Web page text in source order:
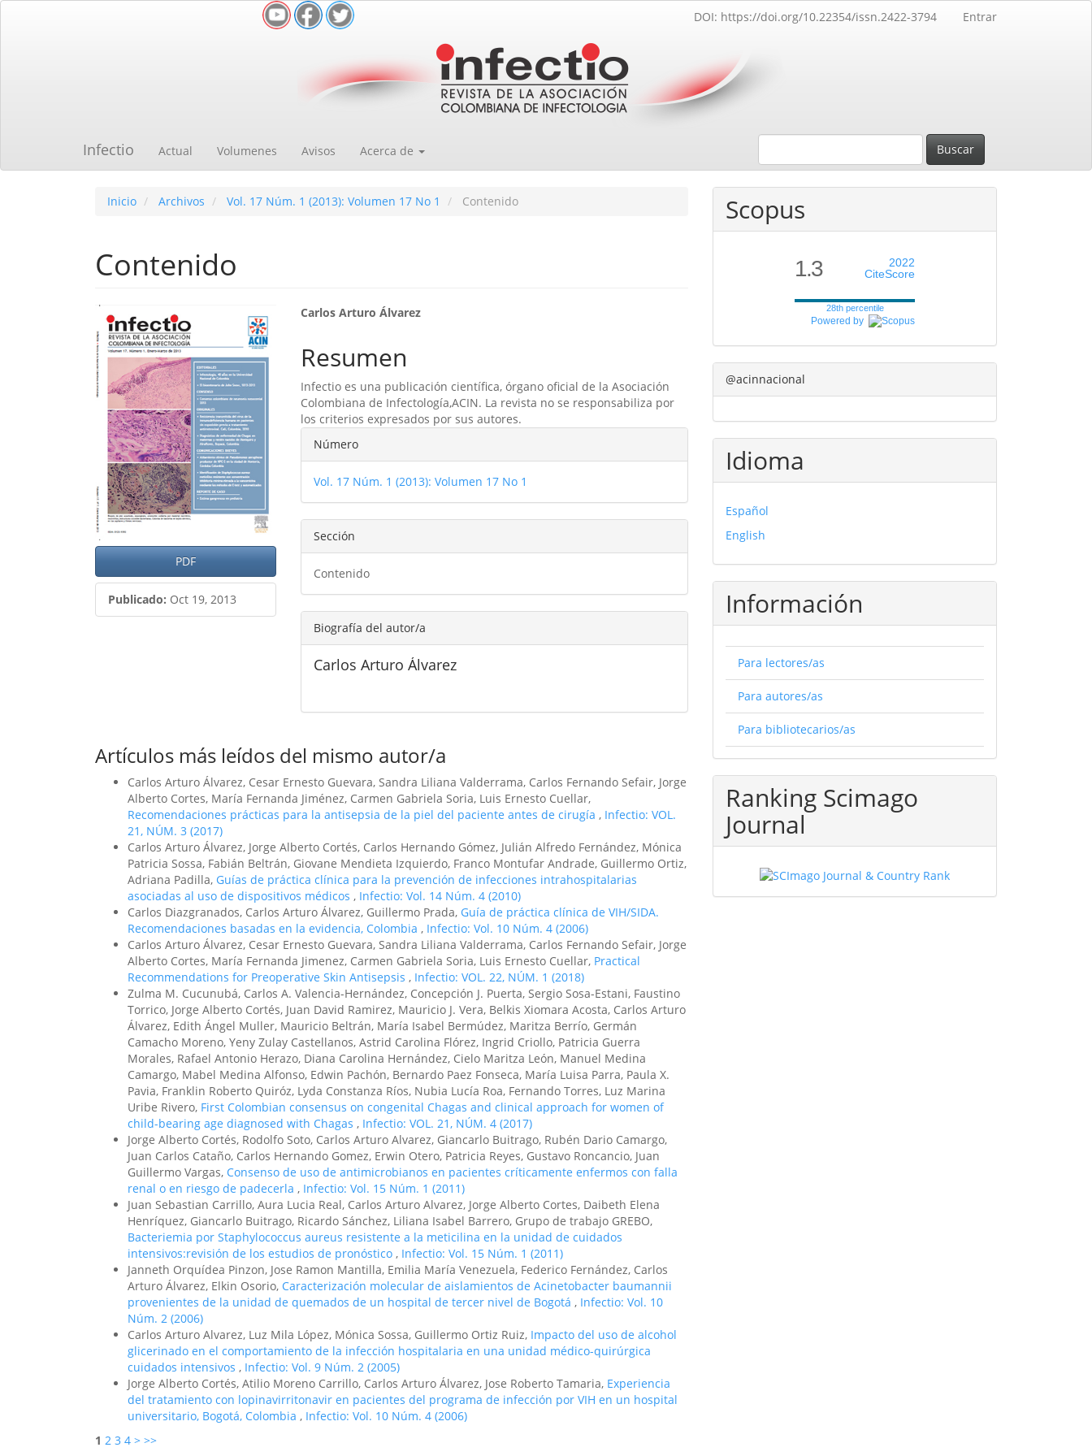
DOI: https://doi.org/10.22354/issn.2422-3794 Entrar
Infectio Actual Volumenes Avisos Acerca de Buscar
Inicio Archivos Vol. 17 Núm. 1 (2013): Volumen 17 No 1 Contenido
Contenido
Barra
lateral
del
artículo
PDF
Publicado: Oct 19, 2013
Contenido
principal
del
artículo
Carlos Arturo Álvarez
Resumen
Infectio es una publicación científica, órgano oficial de la Asociación
Colombiana de Infectología,ACIN. La revista no se responsabiliza por
los criterios expresados por sus autores.
Detalles
del
artículo
Número
Vol. 17 Núm. 1 (2013): Volumen 17 No 1
Sección
Contenido
Biografía del autor/a
Carlos Arturo Álvarez
Artículos más leídos del mismo autor/a
Carlos Arturo Álvarez, Cesar Ernesto Guevara, Sandra Liliana Valderrama, Carlos Fernando Sefair, Jorge
Alberto Cortes, María Fernanda Jiménez, Carmen Gabriela Soria, Luis Ernesto Cuellar,
Recomendaciones prácticas para la antisepsia de la piel del paciente antes de cirugía , Infectio: VOL.
21, NÚM. 3 (2017)
Carlos Arturo Álvarez, Jorge Alberto Cortés, Carlos Hernando Gómez, Julián Alfredo Fernández, Mónica
Patricia Sossa, Fabián Beltrán, Giovane Mendieta Izquierdo, Franco Montufar Andrade, Guillermo Ortiz,
Adriana Padilla, Guías de práctica clínica para la prevención de infecciones intrahospitalarias
asociadas al uso de dispositivos médicos , Infectio: Vol. 14 Núm. 4 (2010)
Carlos Diazgranados, Carlos Arturo Álvarez, Guillermo Prada, Guía de práctica clínica de VIH/SIDA.
Recomendaciones basadas en la evidencia, Colombia , Infectio: Vol. 10 Núm. 4 (2006)
Carlos Arturo Álvarez, Cesar Ernesto Guevara, Sandra Liliana Valderrama, Carlos Fernando Sefair, Jorge
Alberto Cortes, María Fernanda Jimenez, Carmen Gabriela Soria, Luis Ernesto Cuellar, Practical
Recommendations for Preoperative Skin Antisepsis , Infectio: VOL. 22, NÚM. 1 (2018)
Zulma M. Cucunubá, Carlos A. Valencia-Hernández, Concepción J. Puerta, Sergio Sosa-Estani, Faustino
Torrico, Jorge Alberto Cortés, Juan David Ramirez, Mauricio J. Vera, Belkis Xiomara Acosta, Carlos Arturo
Álvarez, Edith Ángel Muller, Mauricio Beltrán, María Isabel Bermúdez, Maritza Berrío, Germán
Camacho Moreno, Yeny Zulay Castellanos, Astrid Carolina Flórez, Ingrid Criollo, Patricia Guerra
Morales, Rafael Antonio Herazo, Diana Carolina Hernández, Cielo Maritza León, Manuel Medina
Camargo, Mabel Medina Alfonso, Edwin Pachón, Bernardo Paez Fonseca, María Luisa Parra, Paula X.
Pavia, Franklin Roberto Quiróz, Lyda Constanza Ríos, Nubia Lucía Roa, Fernando Torres, Luz Marina
Uribe Rivero, First Colombian consensus on congenital Chagas and clinical approach for women of
child-bearing age diagnosed with Chagas , Infectio: VOL. 21, NÚM. 4 (2017)
Jorge Alberto Cortés, Rodolfo Soto, Carlos Arturo Alvarez, Giancarlo Buitrago, Rubén Dario Camargo,
Juan Carlos Cataño, Carlos Hernando Gomez, Erwin Otero, Patricia Reyes, Gustavo Roncancio, Juan
Guillermo Vargas, Consenso de uso de antimicrobianos en pacientes críticamente enfermos con falla
renal o en riesgo de padecerla , Infectio: Vol. 15 Núm. 1 (2011)
Juan Sebastian Carrillo, Aura Lucia Real, Carlos Arturo Alvarez, Jorge Alberto Cortes, Daibeth Elena
Henríquez, Giancarlo Buitrago, Ricardo Sánchez, Liliana Isabel Barrero, Grupo de trabajo GREBO,
Bacteriemia por Staphylococcus aureus resistente a la meticilina en la unidad de cuidados
intensivos:revisión de los estudios de pronóstico , Infectio: Vol. 15 Núm. 1 (2011)
Janneth Orquídea Pinzon, Jose Ramon Mantilla, Emilia María Venezuela, Federico Fernández, Carlos
Arturo Álvarez, Elkin Osorio, Caracterización molecular de aislamientos de Acinetobacter baumannii
provenientes de la unidad de quemados de un hospital de tercer nivel de Bogotá , Infectio: Vol. 10
Núm. 2 (2006)
Carlos Arturo Alvarez, Luz Mila López, Mónica Sossa, Guillermo Ortiz Ruiz, Impacto del uso de alcohol
glicerinado en el comportamiento de la infección hospitalaria en una unidad médico-quirúrgica
cuidados intensivos , Infectio: Vol. 9 Núm. 2 (2005)
Jorge Alberto Cortés, Atilio Moreno Carrillo, Carlos Arturo Álvarez, Jose Roberto Tamaria, Experiencia
del tratamiento con lopinavirritonavir en pacientes del programa de infección por VIH en un hospital
universitario, Bogotá, Colombia , Infectio: Vol. 10 Núm. 4 (2006)
1 2 3 4 > >>
Scopus
1.3
2022
CiteScore
28th percentile
Powered by
@acinnacional
Idioma
Español
English
Información
Para lectores/as
Para autores/as
Para bibliotecarios/as
Ranking Scimago
Journal